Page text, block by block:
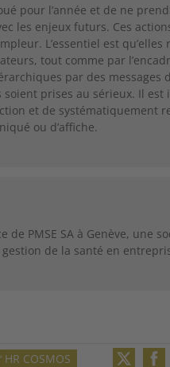
pour l’année et de ne
les enjeux futurs. Ces
L’essentiel est
tout comme par
par des messages
soient prises au sérieux. Il
et de systématiquement
ou d’affiche.
PMSE SA à Genève, une
de la santé en
HR COSMOS